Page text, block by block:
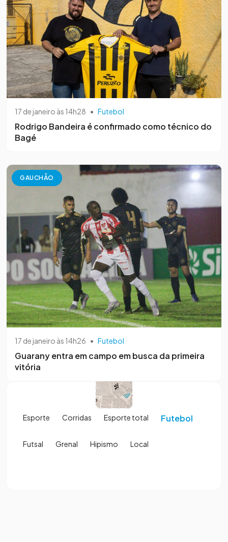
17 de janeiro às 14h28 • Futebol
Rodrigo Bandeira é confirmado como técnico do
Bagé
GAUCHÃO
17 de janeiro às 14h26 • Futebol
Guarany entra em campo em busca da primeira
vitória
Esporte Corridas Esporte total Futebol
Futsal Grenal Hipismo Local